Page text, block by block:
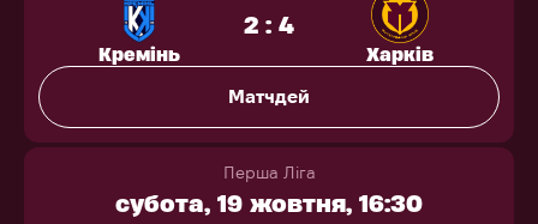
Кремінь
2 : 4
Харків
Матчдей
Перша Ліга
субота, 19 жовтня, 16:30